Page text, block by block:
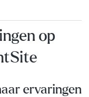
op
ervaringen